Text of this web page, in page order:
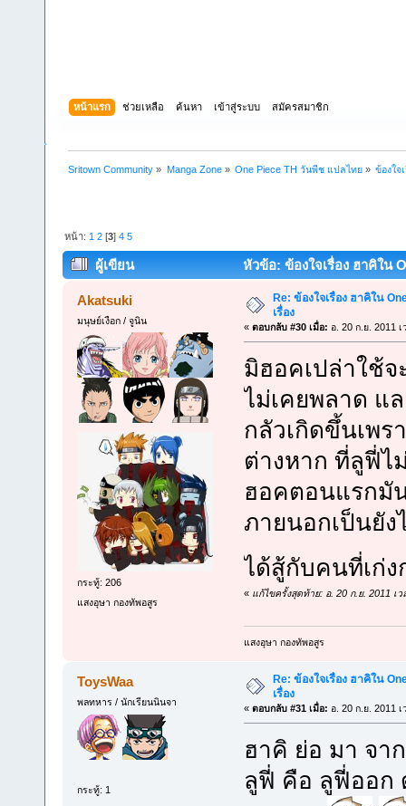
หน้าแรก ช่วยเหลือ ค้นหา เข้าสู่ระบบ สมัครสมาชิก
Sritown Community » Manga Zone» One Piece TH วันพีช แปลไทย» ข้องใจ
หน้า: 1 2 [3]4 5
ผู้เขียน หัวข้อ: ข้องใจเรื่อง ฮาคิใน
Akatsuki
มนุษย์เงือก / จูนิน
กระทู้: 206
แสงอุษา กองทัพอสูร
Re: ข้องใจเรื่อง ฮาคิใน
เรื่อง
« ตอบกลับ #30 เมื่อ: อ. 20 ก.ย. 2011
มิฮอคเปล่าใช้
ไม่เคยพลาด แ
กลัวเกิดขึ้นเพ
ต่างหาก ที่ลูฟี่ไ
ฮอคตอนแรกมั
ภายนอกเป็นยัง
ได้สู้กับคนที่เก่ง
« แก้ไขครั้งสุดท้าย: อ. 20 ก.ย. 2011 เ
แสงอุษา กองทัพอสูร
ToysWaa
พลทหาร / นักเรียนนินจา
กระทู้: 1
Re: ข้องใจเรื่อง ฮาคิใน
เรื่อง
« ตอบกลับ #31 เมื่อ: อ. 20 ก.ย. 2011
ฮาคิ ย่อ มา จา
ลูฟี่ คือ ลูฟี่ออก